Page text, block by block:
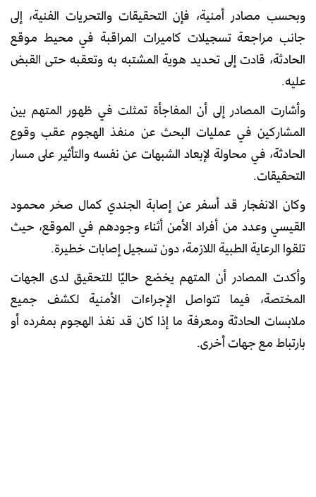
وبحسب مصادر أمنية، فإن التحقيقات والتحريات الفنية، إلى
جانب مراجعة تسجيلات كاميرات المراقبة في محيط موقع
الحادثة، قادت إلى تحديد هوية المشتبه به وتعقبه حتى القبض
عليه.
وأشارت المصادر إلى أن المفاجأة تمثلت في ظهور المتهم بين
المشاركين في عمليات البحث عن منفذ الهجوم عقب وقوع
الحادثة، في محاولة لإبعاد الشبهات عن نفسه والتأثير على مسار
التحقيقات.
وكان الانفجار قد أسفر عن إصابة الجندي كمال صخر محمود
القيسي وعدد من أفراد الأمن أثناء وجودهم في الموقع، حيث
تلقوا الرعاية الطبية اللازمة، دون تسجيل إصابات خطيرة.
وأكدت المصادر أن المتهم يخضع حاليًا للتحقيق لدى الجهات
المختصة، فيما تتواصل الإجراءات الأمنية لكشف جميع
ملابسات الحادثة ومعرفة ما إذا كان قد نفذ الهجوم بمفرده أو
بارتباط مع جهات أخرى.